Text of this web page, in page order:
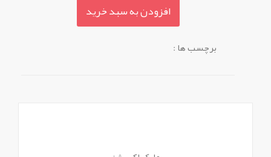
افزودن به سبد خرید
برچسب ها :